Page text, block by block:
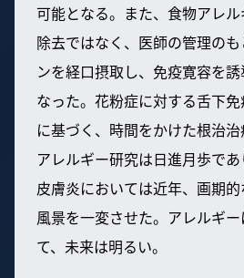
可能となる。また、食物アレ
除去ではなく、医師の管理の
ンを経口摂取し、免疫寛容を
なった。花粉症に対する舌下
に基づく、時間をかけた根治治
アレルギー研究は日進月歩で
皮膚炎においては近年、画期
風景を一変させた。アレルギ
て、未来は明るい。